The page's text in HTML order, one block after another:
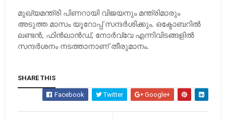
മുഖ്യമന്ത്രി പിണറായി വിജയനും മന്ത്രിമാരും
അടുത്ത മാസം യൂറോപ്പ് സന്ദര്‍ശിക്കും. ഒക്ടോബറില്‍
ലണ്ടന്‍, ഫിന്‍ലാന്‍ഡ്, നോര്‍വ്വേ എന്നിവിടങ്ങളില്‍
സന്ദര്‍ശനം നടത്താനാണ് തീരുമാനം.
SHARE THIS
Facebook Twitter Google+